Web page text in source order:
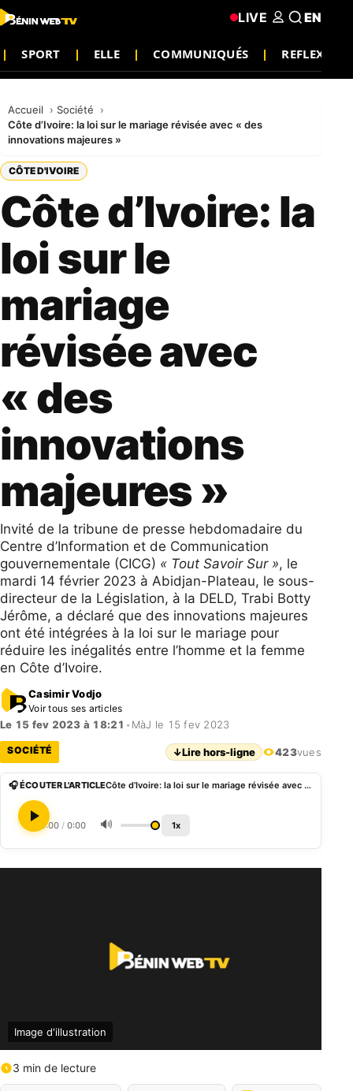
SPORT ELLE COMMUNIQUÉS REFLEXION
LIVE EN
Accueil
Société
Côte d’Ivoire: la loi sur le mariage révisée avec « des
innovations majeures »
CÔTE D'IVOIRE
Côte d’Ivoire: la
loi sur le
mariage
révisée avec
« des
innovations
majeures »
Invité de la tribune de presse hebdomadaire du
Centre d’Information et de Communication
gouvernementale (CICG) « Tout Savoir Sur », le
mardi 14 février 2023 à Abidjan-Plateau, le sous-
directeur de la Législation, à la DELD, Trabi Botty
Jérôme, a déclaré que des innovations majeures
ont été intégrées à la loi sur le mariage pour
réduire les inégalités entre l’homme et la femme
en Côte d’Ivoire.
Casimir Vodjo
Voir tous ses articles
Le 15 fev 2023 à 18:21 • MàJ le 15 fev 2023
SOCIÉTÉ ↓Lire hors-ligne 423vues
🎧 ÉCOUTER L'ARTICLE Côte d’Ivoire: la loi sur le mariage révisée avec « des innovations majeures »
0:00 / 0:00 🔊 1x
Image d'illustration
3 min de lecture